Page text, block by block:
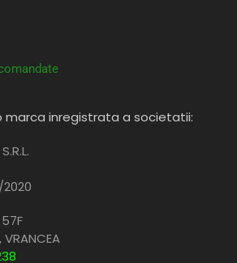
marca inregistrata a societatii:
VRANCEA